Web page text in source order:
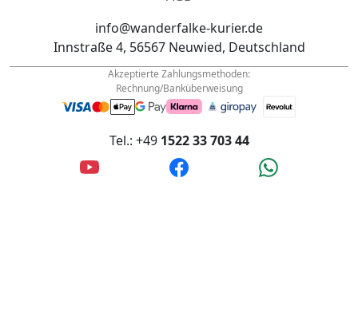
info@wanderfalke-kurier.de
Innstraße 4, 56567 Neuwied, Deutschland
Akzeptierte Zahlungsmethoden:
Rechnung/Banküberweisung
1522 33 703 44